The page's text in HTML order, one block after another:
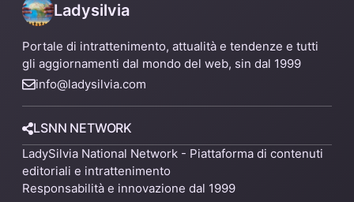
Ladysilvia
Portale di intrattenimento, attualità e tendenze e tutti
gli aggiornamenti dal mondo del web, sin dal 1999
info@ladysilvia.com
LSNN NETWORK
LadySilvia National Network - Piattaforma di contenuti
editoriali e intrattenimento
Responsabilità e innovazione dal 1999